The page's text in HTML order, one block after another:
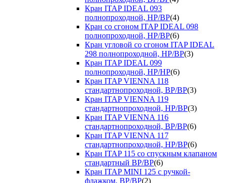
Кран ITAP IDEAL 093
полнопроходной, НР/ВР(4)
Кран со сгоном ITAP IDEAL 098
полнопроходной, НР/ВР(6)
Кран угловой со сгоном ITAP IDEAL
298 полнопроходной, НР/ВР(3)
Кран ITAP IDEAL 099
полнопроходной, НР/НР(6)
Кран ITAP VIENNA 118
стандартнопроходной, ВР/ВР(3)
Кран ITAP VIENNA 119
стандартнопроходной, НР/ВР(3)
Кран ITAP VIENNA 116
стандартнопроходной, ВР/ВР(6)
Кран ITAP VIENNA 117
стандартнопроходной, НР/ВР(6)
Кран ITAP 115 со спускным клапаном
стандартный ВР/ВР(6)
Кран ITAP MINI 125 с ручкой-
флажком, ВР/ВР(2)